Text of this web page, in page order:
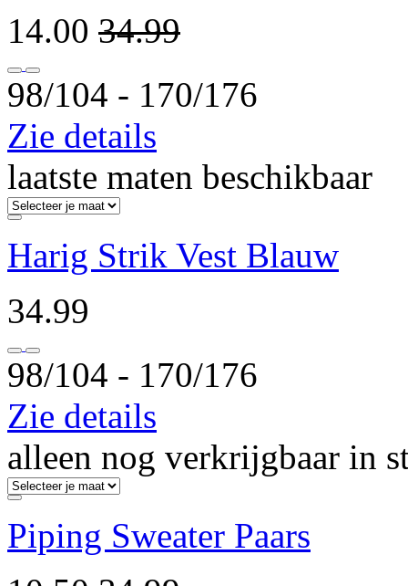
14.00 34.99
98/104 ‐ 170/176
Zie details
laatste maten beschikbaar
Harig Strik Vest Blauw
34.99
98/104 ‐ 170/176
Zie details
alleen nog verkrijgbaar in
Piping Sweater Paars